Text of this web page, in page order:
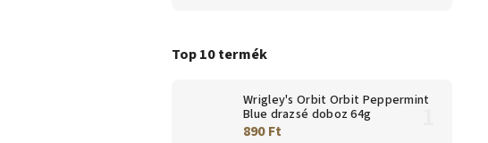
Top 10 termék
Wrigley's Orbit Orbit Peppermint
Blue drazsé doboz 64g
890 Ft